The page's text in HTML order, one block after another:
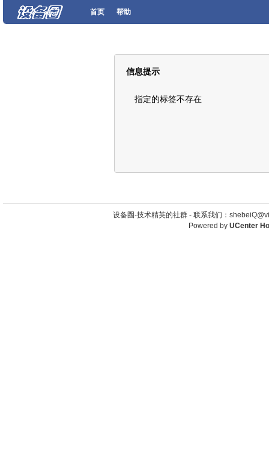
首页 帮助
信息提示
指定的标签不存在
设备圈-技术精英的社群 - 联系我们：
Powered by UCenter